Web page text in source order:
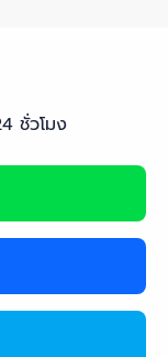
ชั่วโมง